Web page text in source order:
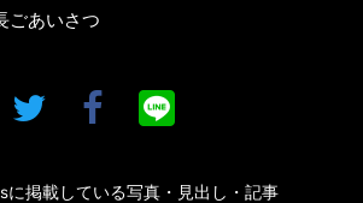
ごあいさつ
に掲載している写真・見出し・記事